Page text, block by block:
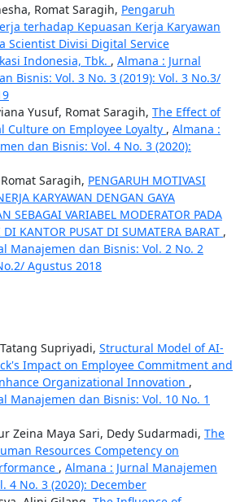
Romat Saragih, Pengaruh
terhadap Kepuasan Kerja Karyawan
Scientist Divisi Digital Service
Indonesia, Tbk. , Almana : Jurnal
Bisnis: Vol. 3 No. 3 (2019): Vol. 3 No.3/
Yusuf, Romat Saragih, The Effect of
Culture on Employee Loyalty , Almana :
dan Bisnis: Vol. 4 No. 3 (2020):
Saragih, PENGARUH MOTIVASI
KARYAWAN DENGAN GAYA
SEBAGAI VARIABEL MODERATOR PADA
KANTOR PUSAT DI SUMATERA BARAT ,
Manajemen dan Bisnis: Vol. 2 No. 2
Agustus 2018
Supriyadi, Structural Model of AI-
Impact on Employee Commitment and
Organizational Innovation ,
Manajemen dan Bisnis: Vol. 10 No. 1
Zeina Maya Sari, Dedy Sudarmadi, The
Resources Competency on
, Almana : Jurnal Manajemen
4 No. 3 (2020): December